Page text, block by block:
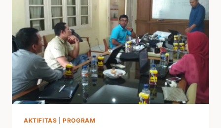
TANAMAN
PANGAN
KABUPATEN
GUNUNGKIDUL
AKTIFITAS |PROGRAM